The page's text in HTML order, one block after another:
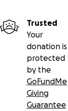
Trusted
Your
donation is
protected
by the
GoFundMe
Giving
Guarantee